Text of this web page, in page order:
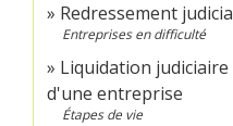
Redressement
Entreprises en difficulté
Liquidation
d'une entreprise
Étapes de vie